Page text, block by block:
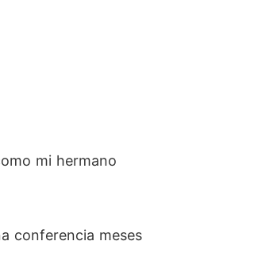
mi hermano
conferencia meses